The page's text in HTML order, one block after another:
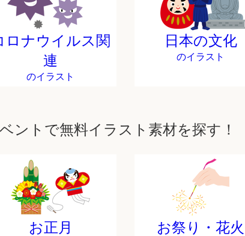
ロナウイルス関
連
のイラスト
日本の文化
のイラスト
ントで無料イラスト素材を探す！
お正月 お祭り・花火